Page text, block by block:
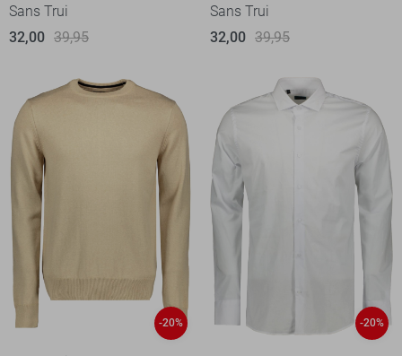
Sans Trui
32,00 39,95
Sans Trui
32,00 39,95
-20% -20%